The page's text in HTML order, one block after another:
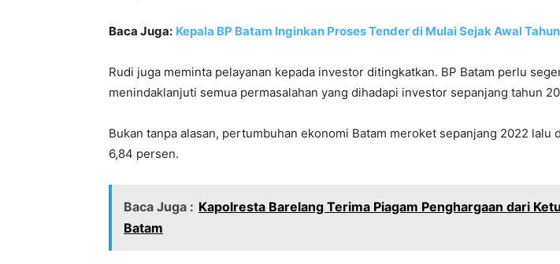
Baca Juga: Kepala BP Batam Inginkan Proses Tender di Mulai Sejak Awal Tahun
Rudi juga meminta pelayanan kepada investor ditingkatkan. BP Batam perlu
menindaklanjuti semua permasalahan yang dihadapi investor sepanjang tahun
Bukan tanpa alasan, pertumbuhan ekonomi Batam meroket sepanjang 2022 lalu
6,84 persen.
Baca Juga : Kapolresta Barelang Terima Piagam Penghargaan dari
Batam